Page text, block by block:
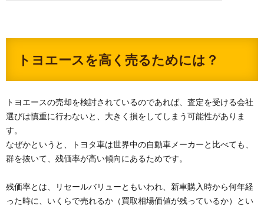
トヨエースを高く売るためには？
トヨエースの売却を検討されているのであれば、査定を受ける会社
選びは慎重に行わないと、大きく損をしてしまう可能性がありま
す。
なぜかというと、トヨタ車は世界中の自動車メーカーと比べても、
群を抜いて、残価率が高い傾向にあるためです。
残価率とは、リセールバリューともいわれ、新車購入時から何年経
った時に、いくらで売れるか（買取相場価値が残っているか）とい